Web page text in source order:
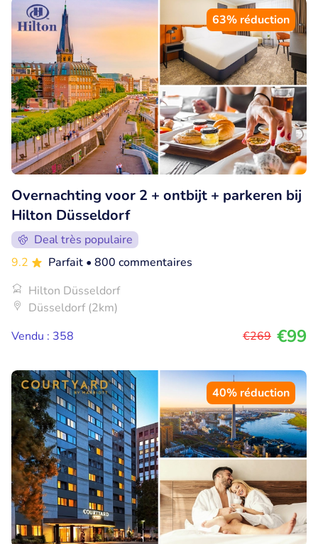
63% réduction
Overnachting voor 2 + ontbijt + parkeren bij
Hilton Düsseldorf
Deal très populaire
9.2
Parfait • 800 commentaires
Hilton Düsseldorf
Düsseldorf (2km)
Vendu : 358
€269 €99
40% réduction